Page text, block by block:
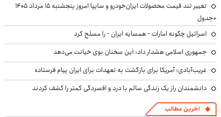
تغییر تند قیمت محصولات ایران‌خودرو و سایپا امروز پنجشنبه ۱۵ مرداد ۱۴۰۵
+جدول
اسرائیل چگونه امارات - همسایه ایران - را مسلح کرد
جمهوری اسلامی هشدار داد: این سخنان بوی خیانت می‌دهد
غریب‌آبادی: آمریکا برای بازگشت به تعهدات برای ایران پیام فرستاده
دانشمندان راز یک زندگی سالم با درد و افسردگی کمتر را کشف کردند
آخرین مطالب